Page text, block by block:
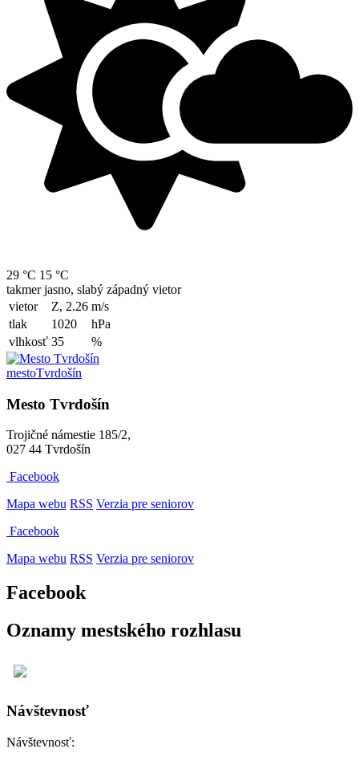
29 °C 15 °C
takmer jasno, slabý západný vietor
vietor
Z, 2.26 m/s
tlak
1020
hPa
vlhkosť 35 %
mestoTvrdošín
Mesto Tvrdošín
Trojičné námestie 185/2,
027 44 Tvrdošín
Facebook
Mapa webu RSS Verzia pre seniorov
Facebook
Mapa webu RSS Verzia pre seniorov
Facebook
Oznamy mestského rozhlasu
Návštevnosť
Návštevnosť: